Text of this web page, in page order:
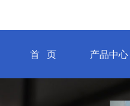
首 页 产品中心